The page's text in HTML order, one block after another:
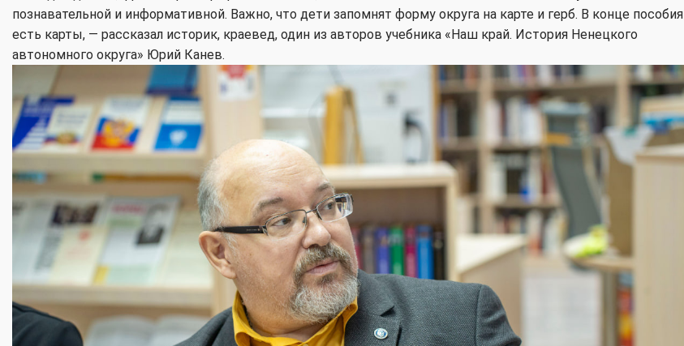
познавательной и информативной. Важно, что дети запомнят форму округа на карте и герб. В конце пособия
есть карты, — рассказал историк, краевед, один из авторов учебника «Наш край. История Ненецкого
автономного округа» Юрий Канев.